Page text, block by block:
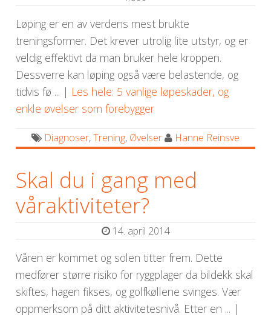
Løping er en av verdens mest brukte
treningsformer. Det krever utrolig lite utstyr, og er
veldig effektivt da man bruker hele kroppen.
Dessverre kan løping også være belastende, og
tidvis fø ... | Les hele: 5 vanlige løpeskader, og
enkle øvelser som forebygger
Diagnoser,Trening, Øvelser Hanne Reinsve
Skal du i gang med
våraktiviteter?
14. april 2014
Våren er kommet og solen titter frem. Dette
medfører større risiko for ryggplager da bildekk skal
skiftes, hagen fikses, og golfkøllene svinges. Vær
oppmerksom på ditt aktivitetesnivå. Etter en ... |